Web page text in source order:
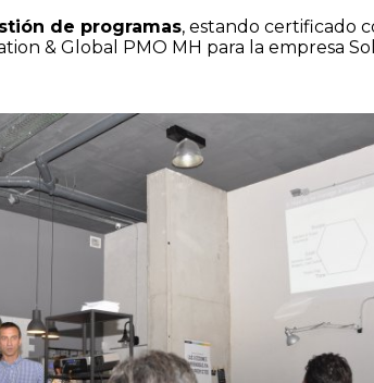
de programas, estando certificado
& Global PMO MH para la empresa